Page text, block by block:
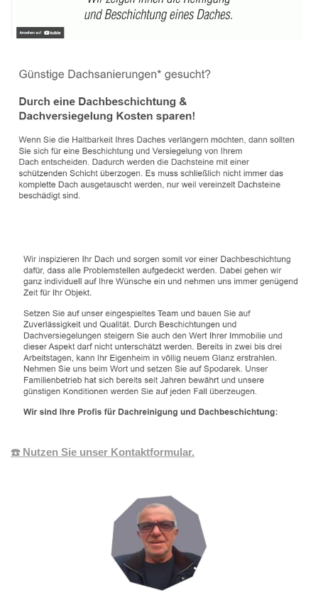
☎️ Nutzen Sie unser Kontaktformular.